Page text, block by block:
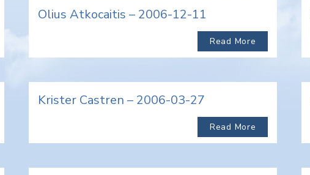
Olius Atkocaitis – 2006-12-11
Read More
Krister Castren – 2006-03-27
Read More